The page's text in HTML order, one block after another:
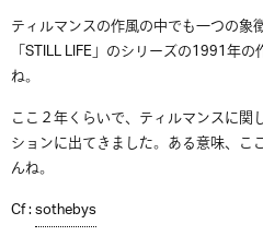
ティルマンスの作風の中でも一つの象
「STILL LIFE」のシリーズの1991年
ね。
ここ２年くらいで、ティルマンスに
ションに出てきました。ある意味、
んね。
Cf :sothebys